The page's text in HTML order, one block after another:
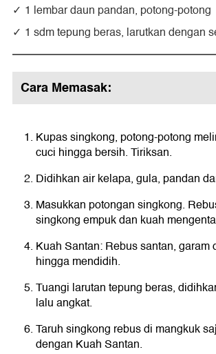
1 lembar daun pandan, potong-potong
1 sdm tepung beras, larutkan dengan
Cara Memasak:
Kupas singkong, potong-potong
cuci hingga bersih. Tiriksan.
Didihkan air kelapa, gula, pandan
Masukkan potongan singkong.
singkong empuk dan kuah
Kuah Santan: Rebus santan, garam
hingga mendidih.
Tuangi larutan tepung beras,
lalu angkat.
Taruh singkong rebus di mangkuk
dengan Kuah Santan.